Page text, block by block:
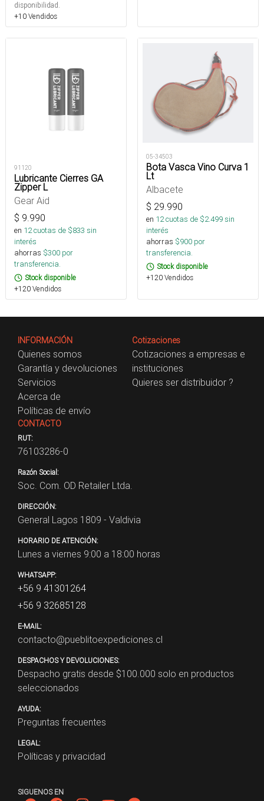
disponibilidad.
+10 Vendidos
91120
Lubricante Cierres GA
Zipper L
Gear Aid
$ 9.990
en 12cuotas de $833 sin
interés
ahorras $300 por
transferencia.
Stock disponible
+120 Vendidos
05-34503
Bota Vasca Vino Curva 1
Lt
Albacete
$ 29.990
en 12cuotas de $2.499sin
interés
ahorras $900 por
transferencia.
Stock disponible
+120 Vendidos
INFORMACIÓN
Quienes somos
Garantía y devoluciones
Servicios
Acerca de
Políticas de envío
Cotizaciones
Cotizaciones a empresas e
instituciones
Quieres ser distribuidor ?
CONTACTO
RUT:
76103286-0
Razón Social:
Soc. Com. OD Retailer Ltda.
DIRECCIÓN:
General Lagos 1809 - Valdivia
HORARIO DE ATENCIÓN:
Lunes a viernes 9:00 a 18:00 horas
WHATSAPP:
+56 9 41301264
+56 9 32685128
E-MAIL:
contacto@pueblitoexpediciones.cl
DESPACHOS Y DEVOLUCIONES:
Despacho gratis desde $100.000 solo en productos
seleccionados
AYUDA:
Preguntas frecuentes
LEGAL:
Políticas y privacidad
SIGUENOS EN